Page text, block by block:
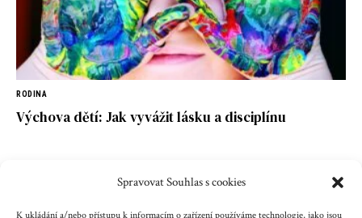
Spravovat Souhlas s cookies
K ukládání a/nebo přístupu k informacím o zařízení používáme technologie, jako jsou
RODINA
Výchova dětí: Jak vyvážit lásku a disciplínu
Kontakt Reklama Cookies Ochrana údajů